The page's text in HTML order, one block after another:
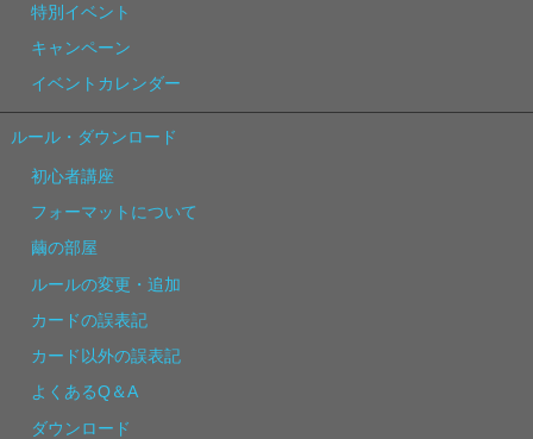
特別イベント
キャンペーン
イベントカレンダー
ルール・ダウンロード
初心者講座
フォーマットについて
繭の部屋
ルールの変更・追加
カードの誤表記
カード以外の誤表記
よくあるQ＆A
ダウンロード